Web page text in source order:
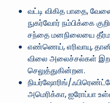
வட்டி விகித பாதை,
நுகர்வோர் நம்பிக்கை
சந்தை மனநிலையை
எண்ணெய், எரிவாயு,
விலை அலைச்சல்கள்
செலுத்துகின்றன.
நியர்ஷோரிங்/
அமெரிக்கா, ஐரோப்பா